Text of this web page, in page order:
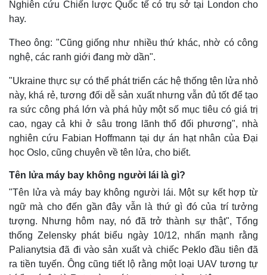
Nghiên cứu Chiến lược Quốc tế có trụ sở tại London cho
hay.
Theo ông: "Cũng giống như nhiều thứ khác, nhờ có công
nghệ, các ranh giới đang mờ dần".
"Ukraine thực sự có thể phát triển các hệ thống tên lửa nhỏ
này, khá rẻ, tương đối dễ sản xuất nhưng vẫn đủ tốt để tạo
ra sức công phá lớn và phá hủy một số mục tiêu có giá trị
cao, ngay cả khi ở sâu trong lãnh thổ đối phương", nhà
nghiên cứu Fabian Hoffmann tại dự án hạt nhân của Đại
học Oslo, cũng chuyên về tên lửa, cho biết.
Tên lửa máy bay không người lái là gì?
"Tên lửa và máy bay không người lái. Một sự kết hợp từ
ngữ mà cho đến gần đây vẫn là thứ gì đó của trí tưởng
tượng. Nhưng hôm nay, nó đã trở thành sự thật", Tổng
thống Zelensky phát biểu ngày 10/12, nhấn mạnh rằng
Palianytsia đã đi vào sản xuất và chiếc Peklo đầu tiên đã
ra tiền tuyến. Ông cũng tiết lộ rằng một loại UAV tương tự